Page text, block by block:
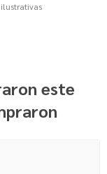
este